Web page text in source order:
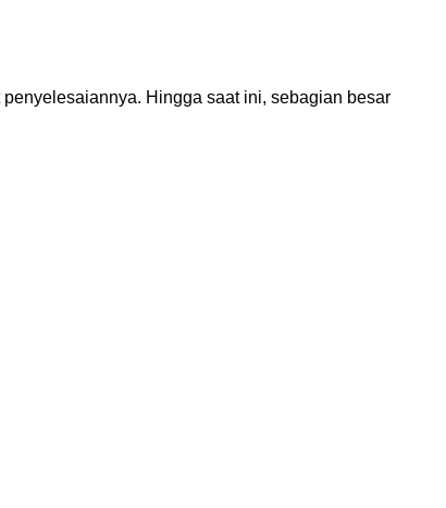
Hingga saat ini, sebagian besar